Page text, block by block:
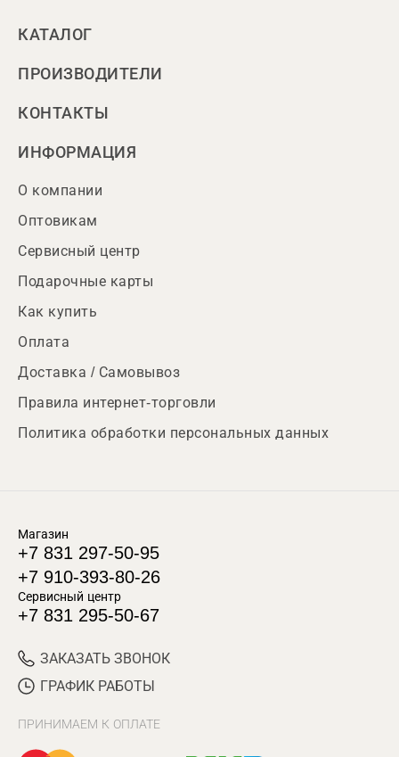
КАТАЛОГ
ПРОИЗВОДИТЕЛИ
КОНТАКТЫ
ИНФОРМАЦИЯ
О компании
Оптовикам
Сервисный центр
Подарочные карты
Как купить
Оплата
Доставка / Самовывоз
Правила интернет-торговли
Политика обработки персональных данных
Магазин
+7 831 297-50-95
+7 910-393-80-26
Сервисный центр
+7 831 295-50-67
ЗАКАЗАТЬ ЗВОНОК
ГРАФИК РАБОТЫ
ПРИНИМАЕМ К ОПЛАТЕ